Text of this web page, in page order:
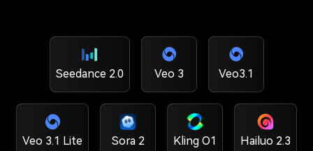
Seedance 2.0 Veo 3 Veo3.1
Veo 3.1 Lite Sora 2 Kling O1 Hailuo 2.3